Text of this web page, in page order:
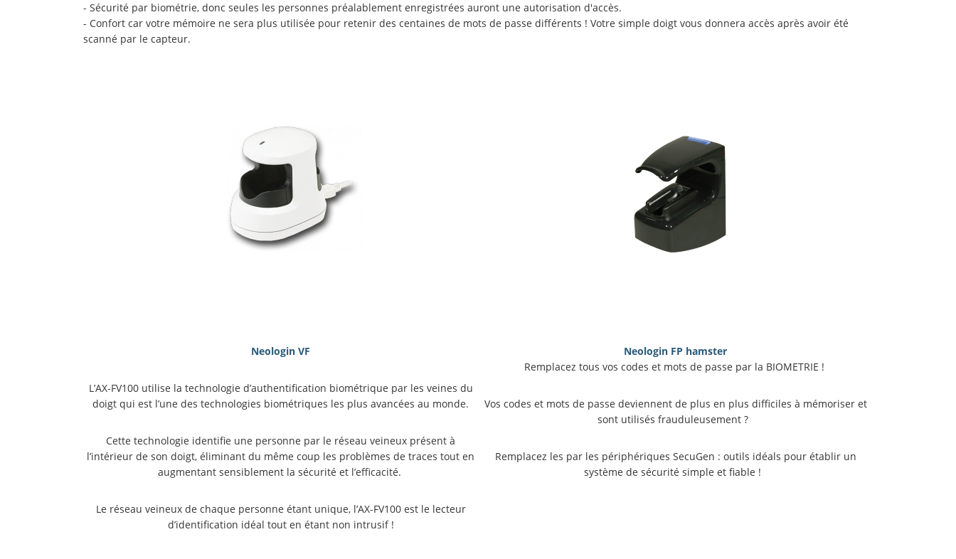
- Sécurité par biométrie, donc seules les personnes préalablement enregistrées auront une autorisation d'accès.
- Confort car votre mémoire ne sera plus utilisée pour retenir des centaines de mots de passe différents ! Votre simple doigt vous donnera accès après avoir été
scanné par le capteur.
Neologin VF
L’AX-FV100 utilise la technologie d’authentification biométrique par les veines du
doigt qui est l’une des technologies biométriques les plus avancées au monde.
Cette technologie identifie une personne par le réseau veineux présent à
l’intérieur de son doigt, éliminant du même coup les problèmes de traces tout en
augmentant sensiblement la sécurité et l’efficacité.
Le réseau veineux de chaque personne étant unique, l’AX-FV100 est le lecteur
d’identification idéal tout en étant non intrusif !
Neologin FP hamster
Remplacez tous vos codes et mots de passe par la BIOMETRIE !
Vos codes et mots de passe deviennent de plus en plus difficiles à mémoriser et
sont utilisés frauduleusement ?
Remplacez les par les périphériques SecuGen : outils idéals pour établir un
système de sécurité simple et fiable !